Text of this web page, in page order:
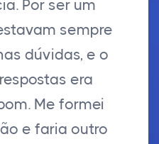
Por ser um
sempre
dúvidas, e o
era
Me formei
e faria outro